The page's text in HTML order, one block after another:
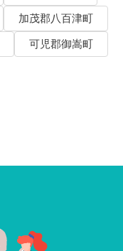
加茂郡八百津町
可児郡御嵩町